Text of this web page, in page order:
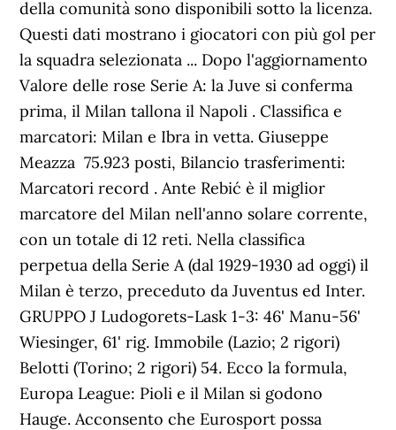
della comunità sono disponibili sotto la licenza.
Questi dati mostrano i giocatori con più gol per
la squadra selezionata ... Dopo l'aggiornamento
Valore delle rose Serie A: la Juve si conferma
prima, il Milan tallona il Napoli . Classifica e
marcatori: Milan e Ibra in vetta. Giuseppe
Meazza 75.923 posti, Bilancio trasferimenti:
Marcatori record . Ante Rebić è il miglior
marcatore del Milan nell'anno solare corrente,
con un totale di 12 reti. Nella classifica
perpetua della Serie A (dal 1929-1930 ad oggi) il
Milan è terzo, preceduto da Juventus ed Inter.
GRUPPO J Ludogorets-Lask 1-3: 46' Manu-56'
Wiesinger, 61' rig. Immobile (Lazio; 2 rigori)
Belotti (Torino; 2 rigori) 54. Ecco la formula,
Europa League: Pioli e il Milan si godono
Hauge. Acconsento che Eurosport possa